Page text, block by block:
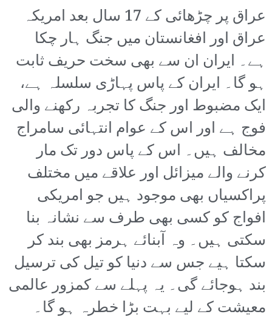
عراق پر چڑھائی کے 17 سال بعد امریکہ
عراق اور افغانستان میں جنگ ہار چکا
ہے۔ ایران ان سے بھی سخت حریف ثابت
ہو گا۔ ایران کے پاس پہاڑی سلسلہ ہے،
ایک مضبوط اور جنگ کا تجربہ رکھنے والی
فوج ہے اور اس کے عوام انتہائی سامراج
مخالف ہیں۔ اس کے پاس دور تک مار
کرنے والے میزائل اور علاقے میں مختلف
پراکسیاں بھی موجود ہیں جو امریکی
افواج کو کسی بھی طرف سے نشانہ بنا
سکتی ہیں۔ وہ آبنائے ہرمز بھی بند کر
سکتا ہیے جس سے دنیا کو تیل کی ترسیل
بند ہوجائے گی۔ یہ پہلے سے کمزور عالمی
معیشت کے لیے بہت بڑا خطرہ ہو گا۔